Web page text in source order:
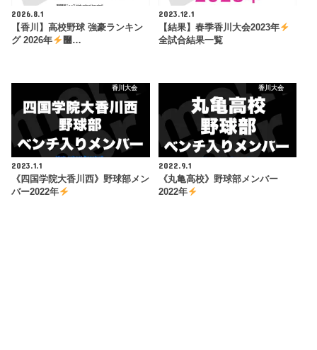
2026.8.1
【香川】高校野球 強豪ランキン
グ 2026年
࿠…
2023.12.1
【結果】春季香川大会2023年
全試合結果一覧
香川大会
2023.1.1
《四国学院大香川西》野球部メン
バー2022年
香川大会
2022.9.1
《丸亀高校》野球部メンバー
2022年